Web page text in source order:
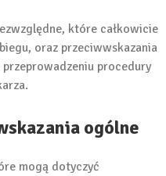
które całkowicie
oraz przeciwwskazania
procedury
ogólne
mogą dotyczyć